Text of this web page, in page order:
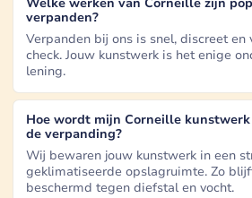
verpanden?
Verpanden bij ons is snel, discreet en
check. Jouw kunstwerk is het enige
lening.
Hoe wordt mijn Corneille
de verpanding?
Wij bewaren jouw kunstwerk in een
geklimatiseerde opslagruimte. Zo
beschermd tegen diefstal en vocht.